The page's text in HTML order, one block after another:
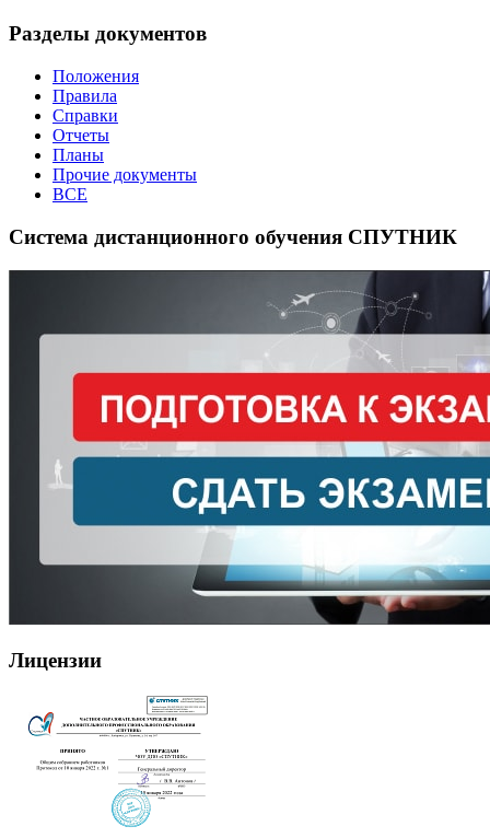
Разделы документов
Положения
Правила
Справки
Отчеты
Планы
Прочие документы
ВСЕ
Система дистанционного обучения СПУТНИК
Лицензии